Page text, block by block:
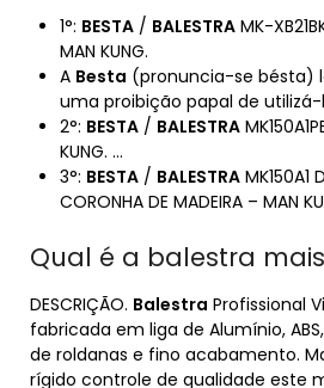
1°: BESTA / BALESTRA MK-
MAN KUNG.
A Besta (pronuncia-se bésta)
uma proibição papal de
2°: BESTA / BALESTRA
KUNG. …
3°: BESTA / BALESTRA MK150A1
CORONHA DE MADEIRA – MAN
Qual é a balestra
DESCRIÇÃO. Balestra Profissional
fabricada em liga de Alumínio,
de roldanas e fino acabamento.
rígido controle de qualidade este